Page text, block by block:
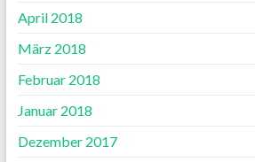
April 2018
März 2018
Februar 2018
Januar 2018
Dezember 2017